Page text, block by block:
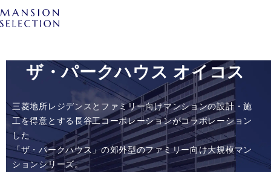
ザ・パークハウス オイコス
三菱地所レジデンスとファミリー向けマンションの設計・施
工を得意とする長谷工コーポレーションがコラボレーション
した
「ザ・パークハウス」の郊外型のファミリー向け大規模マン
ションシリーズ。